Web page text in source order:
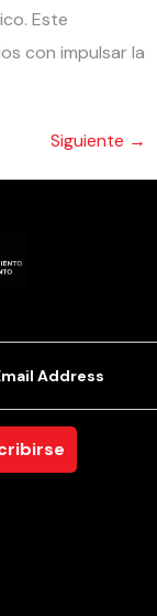
Este
con impulsar la
Siguiente →